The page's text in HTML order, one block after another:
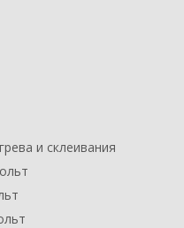
и склеивания